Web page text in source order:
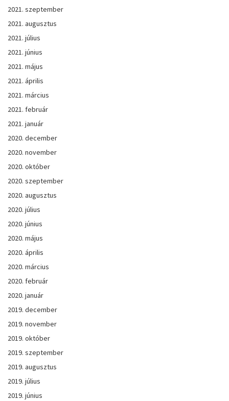
2021. szeptember
2021. augusztus
2021. július
2021. június
2021. május
2021. április
2021. március
2021. február
2021. január
2020. december
2020. november
2020. október
2020. szeptember
2020. augusztus
2020. július
2020. június
2020. május
2020. április
2020. március
2020. február
2020. január
2019. december
2019. november
2019. október
2019. szeptember
2019. augusztus
2019. július
2019. június